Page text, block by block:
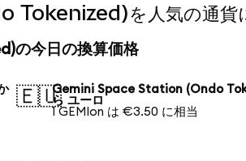
を人気の通貨に
の今日の換算価格
🇪🇺Gemini Space Station (Ondo
ら ユーロ
1 GEMIon は €3.50 に相当